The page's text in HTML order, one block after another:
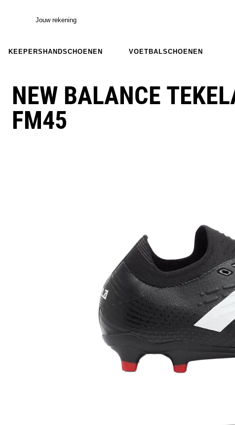
Jouw rekening
KEEPERSHANDSCHOENEN VOETBALSCHOENEN
NEW BALANCE
FM45